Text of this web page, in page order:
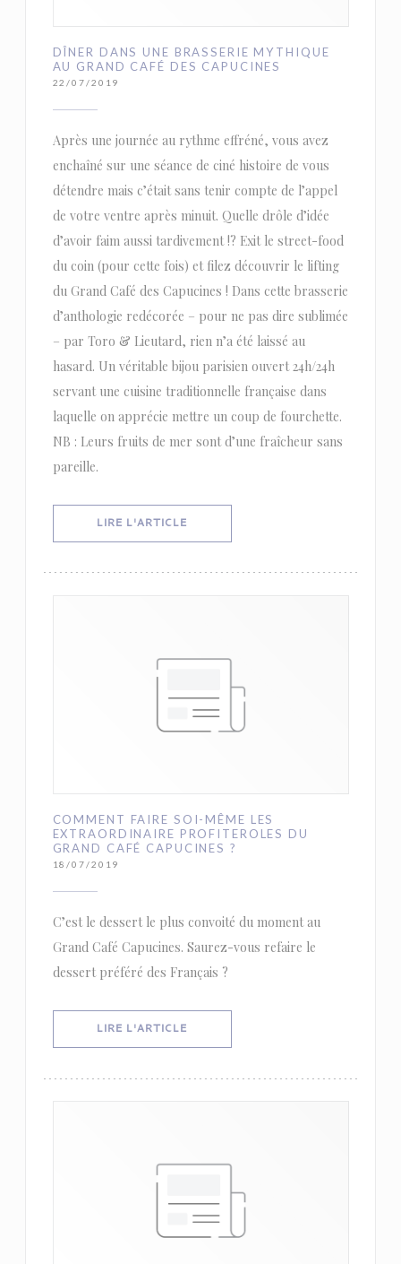
DÎNER DANS UNE BRASSERIE MYTHIQUE
AU GRAND CAFÉ DES CAPUCINES
22/07/2019
Après une journée au rythme effréné, vous avez
enchaîné sur une séance de ciné histoire de vous
détendre mais c’était sans tenir compte de l’appel
de votre ventre après minuit. Quelle drôle d’idée
d’avoir faim aussi tardivement !? Exit le street-food
du coin (pour cette fois) et filez découvrir le lifting
du Grand Café des Capucines ! Dans cette brasserie
d’anthologie redécorée – pour ne pas dire sublimée
– par Toro & Lieutard, rien n’a été laissé au
hasard. Un véritable bijou parisien ouvert 24h/24h
servant une cuisine traditionnelle française dans
laquelle on apprécie mettre un coup de fourchette.
NB : Leurs fruits de mer sont d’une fraîcheur sans
pareille.
LIRE L'ARTICLE
COMMENT FAIRE SOI-MÊME LES
EXTRAORDINAIRE PROFITEROLES DU
GRAND CAFÉ CAPUCINES ?
18/07/2019
C’est le dessert le plus convoité du moment au
Grand Café Capucines. Saurez-vous refaire le
dessert préféré des Français ?
LIRE L'ARTICLE